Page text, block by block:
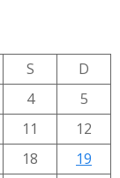
S
D
4
5
11
12
18
19